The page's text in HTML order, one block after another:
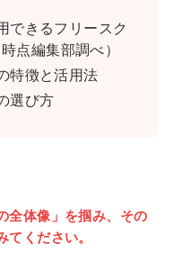
できるフリースク
点編集部調べ）
特徴と活用法
選び方
全体像」を掴み、その
ください。